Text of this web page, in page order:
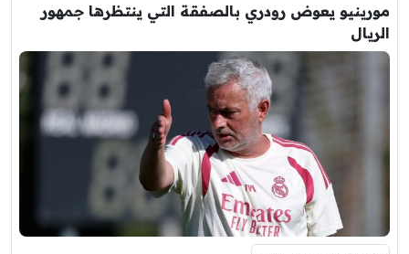
مورينيو يعوض رودري بالصفقة التي ينتظرها جمهور
الريال